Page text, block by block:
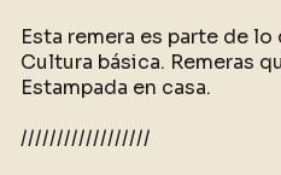
Esta remera es parte de
Cultura básica. Remeras
Estampada en casa.
//////////////////